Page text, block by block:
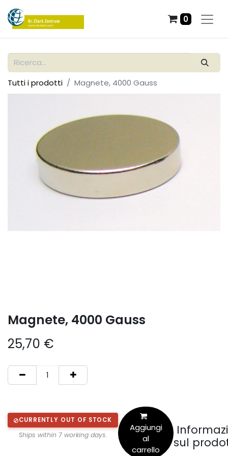
0
Tutti i prodotti Magnete, 4000 Gauss
Magnete, 4000 Gauss
25,70 €
CURRENTLY OUT OF STOCK
Ships within 7 working days.
Aggiungi
al
carrello
sul